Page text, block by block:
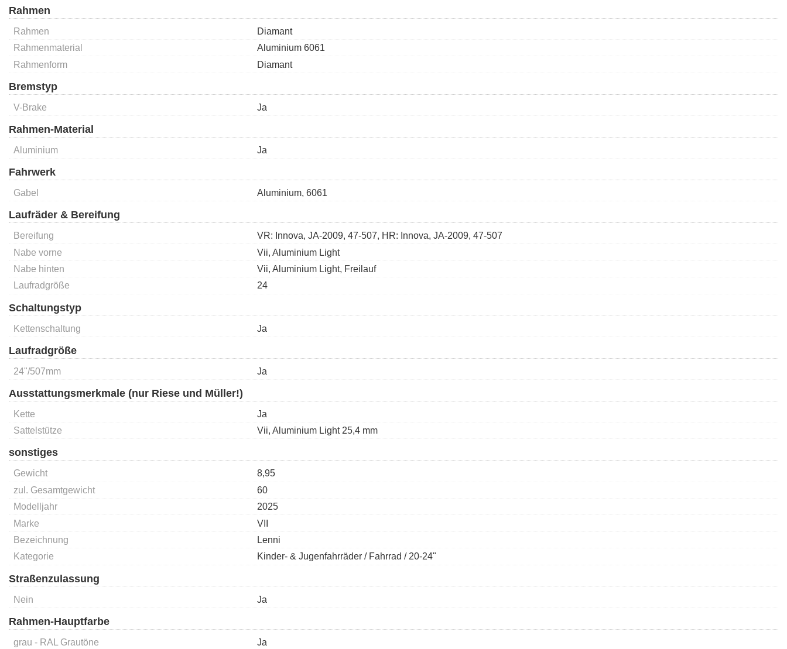
Rahmen
Rahmen
Diamant
Rahmenmaterial
Aluminium 6061
Rahmenform
Diamant
Bremstyp
V-Brake Ja
Rahmen-Material
Aluminium Ja
Fahrwerk
Gabel Aluminium, 6061
Laufräder & Bereifung
Bereifung
VR: Innova, JA-2009, 47-507, HR: Innova, JA-2009, 47-507
Nabe vorne
Vii, Aluminium Light
Nabe hinten
Vii, Aluminium Light, Freilauf
Laufradgröße
24
Schaltungstyp
Kettenschaltung Ja
Laufradgröße
24"/507mm Ja
Ausstattungsmerkmale (nur Riese und Müller!)
Kette
Ja
Sattelstütze
Vii, Aluminium Light 25,4 mm
sonstiges
Gewicht
8,95
zul. Gesamtgewicht
60
Modelljahr
2025
Marke
VII
Bezeichnung
Lenni
Kategorie
Kinder- & Jugenfahrräder / Fahrrad / 20-24"
Straßenzulassung
Nein Ja
Rahmen-Hauptfarbe
grau - RAL Grautöne Ja